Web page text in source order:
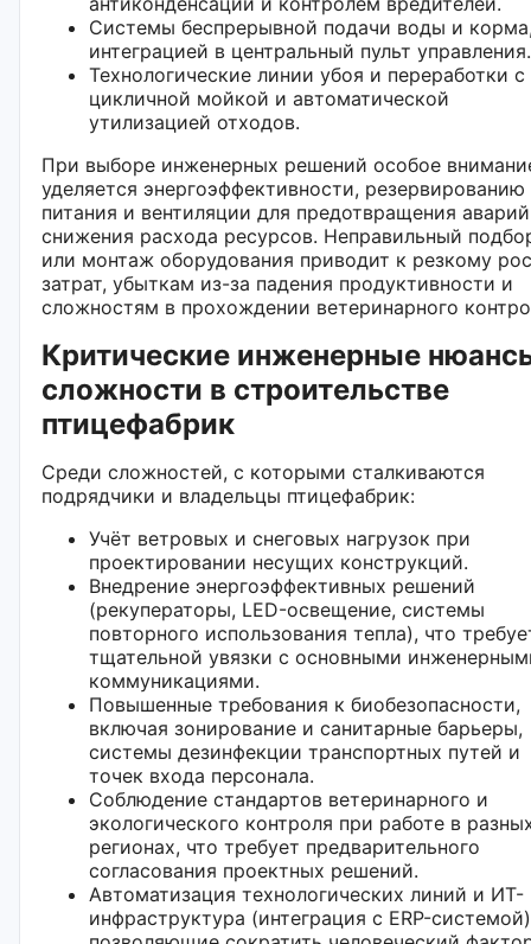
Системы беспрерывной подачи воды и
интеграцией в центральный пульт управления.
Технологические линии убоя и переработки с
цикличной мойкой и автоматической
утилизацией отходов.
При выборе инженерных решений особое
уделяется энергоэффективности, резервированию
питания и вентиляции для предотвращения
снижения расхода ресурсов. Неправильный
или монтаж оборудования приводит к резкому
затрат, убыткам из-за падения продуктивности и
сложностям в прохождении ветеринарного
Критические инженерные
сложности в строительстве
птицефабрик
Среди сложностей, с которыми сталкиваются
подрядчики и владельцы птицефабрик:
Учёт ветровых и снеговых нагрузок при
проектировании несущих конструкций.
Внедрение энергоэффективных решений
(рекуператоры, LED-освещение, системы
повторного использования тепла), что
тщательной увязки с основными
коммуникациями.
Повышенные требования к биобезопасности,
включая зонирование и санитарные барьеры,
системы дезинфекции транспортных путей и
точек входа персонала.
Соблюдение стандартов ветеринарного и
экологического контроля при работе в
регионах, что требует предварительного
согласования проектных решений.
Автоматизация технологических линий и ИТ-
инфраструктура (интеграция с ERP-